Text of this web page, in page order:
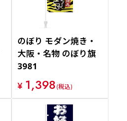
のぼり モダン焼き・
大阪・名物 のぼり旗
3981
¥ 1,398(税込)